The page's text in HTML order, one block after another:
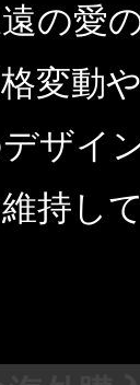
の愛
変動
ザイ
持し